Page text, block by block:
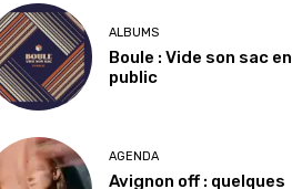
ALBUMS
Boule : Vide son sac en
public
AGENDA
Avignon off : quelques